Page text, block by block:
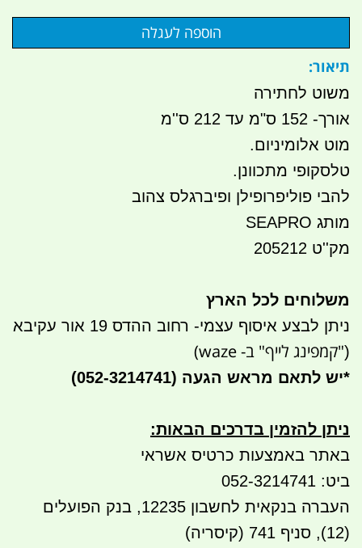
תיאור:
משוט לחתירה
אורך- 152 ס"מ עד 212 ס''מ
מוט אלומיניום.
טלסקופי מתכוונן.
להבי פוליפרופילן ופיברגלס צהוב
מותג SEAPRO
מק''ט 205212
משלוחים לכל הארץ
ניתן לבצע איסוף עצמי- רחוב ההדס 19 אור עקיבא
("קמפינג לייף" ב- waze)
*יש לתאם מראש הגעה (052-3214741)
ניתן להזמין בדרכים הבאות:
באתר באמצעות כרטיס אשראי
ביט: 052-3214741
העברה בנקאית לחשבון 12235, בנק הפועלים
(12), סניף 741 (קיסריה)